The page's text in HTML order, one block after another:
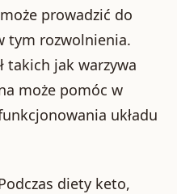
prowadzić do
tym rozwolnienia.
takich jak warzywa
może pomóc w
układu
diety keto,